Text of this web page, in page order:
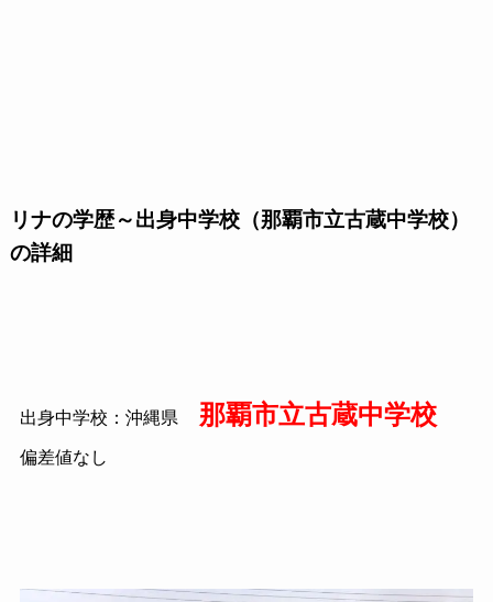
リナの学歴～出身中学校（那覇市立古蔵中学校）
の詳細
出身中学校：沖縄県 那覇市立古蔵中学校
偏差値なし